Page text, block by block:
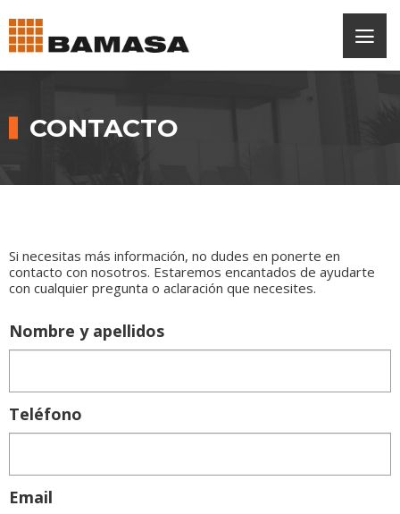
CONTACTO
Si necesitas más información, no dudes en ponerte en
contacto con nosotros. Estaremos encantados de ayudarte
con cualquier pregunta o aclaración que necesites.
Nombre y apellidos
Teléfono
Email